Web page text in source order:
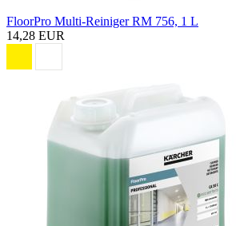
FloorPro Multi-Reiniger RM 756, 1 L
14,28 EUR